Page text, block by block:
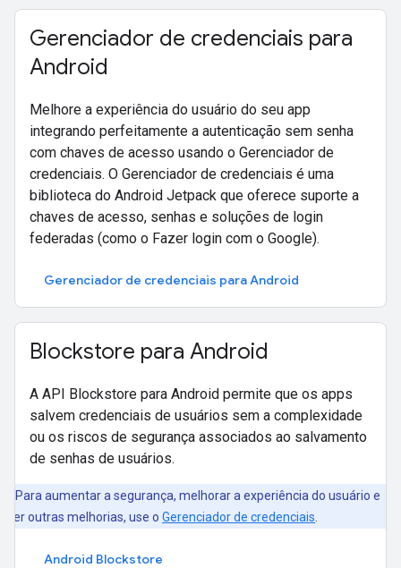
Gerenciador de credenciais para
Android
Melhore a experiência do usuário do seu app
integrando perfeitamente a autenticação sem senha
com chaves de acesso usando o Gerenciador de
credenciais. O Gerenciador de credenciais é uma
biblioteca do Android Jetpack que oferece suporte a
chaves de acesso, senhas e soluções de login
federadas (como o Fazer login com o Google).
Gerenciador de credenciais para Android
Blockstore para Android
A API Blockstore para Android permite que os apps
salvem credenciais de usuários sem a complexidade
ou os riscos de segurança associados ao salvamento
de senhas de usuários.
Para aumentar a segurança, melhorar a experiência do usuário e
outras melhorias, use o Gerenciador de credenciais
Android Blockstore